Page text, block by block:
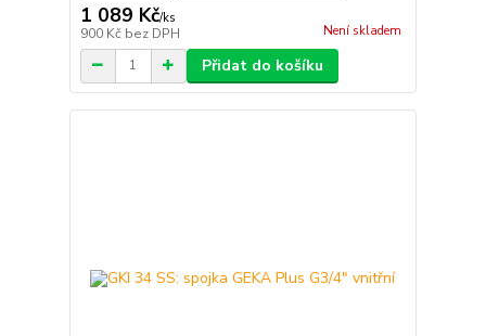
1 089 Kč/ks
900 Kč bez DPH Není skladem
Přidat do košíku